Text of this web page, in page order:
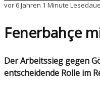
vor 6 Jahren 1 Minute
Fenerbahçe
Der Arbeitssieg gegen
entscheidende Rolle im